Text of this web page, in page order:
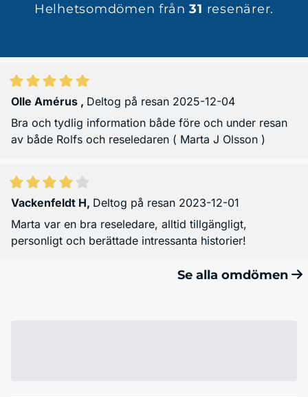
Helhetsomdömen från31 resenärer.
Olle Amérus , Deltog på resan 2025-12-04
Bra och tydlig information både före och under resan
av både Rolfs och reseledaren ( Marta J Olsson )
Vackenfeldt H, Deltog på resan 2023-12-01
Marta var en bra reseledare, alltid tillgängligt,
personligt och berättade intressanta historier!
Se alla omdömen